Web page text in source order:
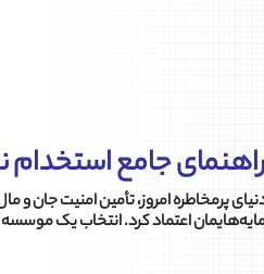
راهنمای جامع
پرمخاطره امروز، تأمین امنیت جان
اعتماد کرد. انتخاب یک